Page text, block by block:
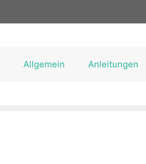
Allgemein Anleitungen